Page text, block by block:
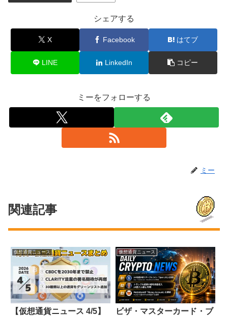
シェアする
X Facebook はてブ
LINE LinkedIn コピー
ミーをフォローする
ミー
関連記事
仮想通貨ニュース
【仮想通貨ニュース 4/5】
仮想通貨ニュース
ビザ・マスターカード・ブ